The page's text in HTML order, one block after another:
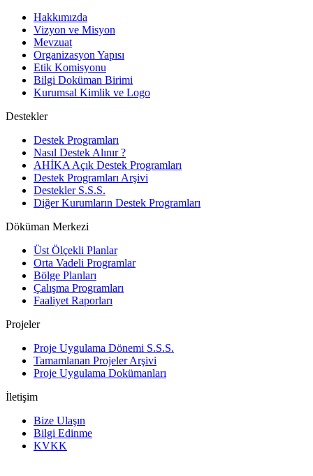
Hakkımızda
Vizyon ve Misyon
Mevzuat
Organizasyon Yapısı
Etik Komisyonu
Bilgi Doküman Birimi
Kurumsal Kimlik ve Logo
Destekler
Destek Programları
Nasıl Destek Alınır ?
AHİKA Açık Destek Programları
Destek Programları Arşivi
Destekler S.S.S.
Diğer Kurumların Destek Programları
Döküman Merkezi
Üst Ölçekli Planlar
Orta Vadeli Programlar
Bölge Planları
Çalışma Programları
Faaliyet Raporları
Projeler
Proje Uygulama Dönemi S.S.S.
Tamamlanan Projeler Arşivi
Proje Uygulama Dokümanları
İletişim
Bize Ulaşın
Bilgi Edinme
KVKK